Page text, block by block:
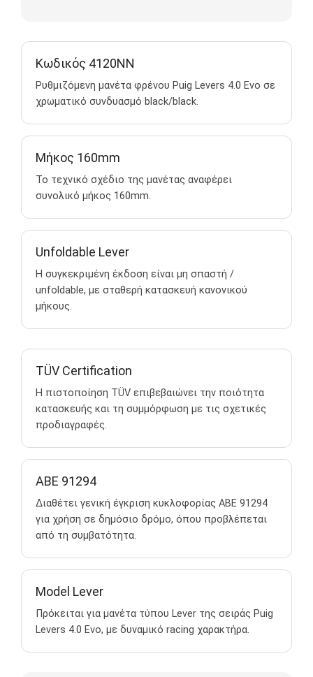
Κωδικός 4120NN
Ρυθμιζόμενη μανέτα φρένου Puig Levers 4.0 Evo σε
χρωματικό συνδυασμό black/black.
Μήκος 160mm
Το τεχνικό σχέδιο της μανέτας αναφέρει
συνολικό μήκος 160mm.
Unfoldable Lever
Η συγκεκριμένη έκδοση είναι μη σπαστή /
unfoldable, με σταθερή κατασκευή κανονικού
μήκους.
TÜV Certification
Η πιστοποίηση TÜV επιβεβαιώνει την ποιότητα
κατασκευής και τη συμμόρφωση με τις σχετικές
προδιαγραφές.
ABE 91294
Διαθέτει γενική έγκριση κυκλοφορίας ABE 91294
για χρήση σε δημόσιο δρόμο, όπου προβλέπεται
από τη συμβατότητα.
Model Lever
Πρόκειται για μανέτα τύπου Lever της σειράς Puig
Levers 4.0 Evo, με δυναμικό racing χαρακτήρα.